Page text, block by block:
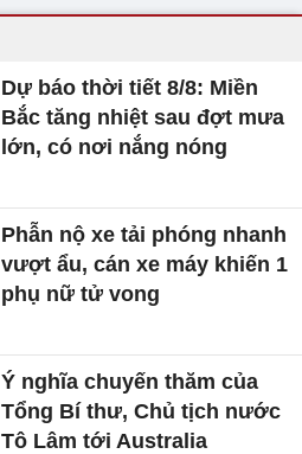
Dự báo thời tiết 8/8: Miền
Bắc tăng nhiệt sau đợt mưa
lớn, có nơi nắng nóng
Phẫn nộ xe tải phóng nhanh
vượt ẩu, cán xe máy khiến 1
phụ nữ tử vong
Ý nghĩa chuyến thăm của
Tổng Bí thư, Chủ tịch nước
Tô Lâm tới Australia